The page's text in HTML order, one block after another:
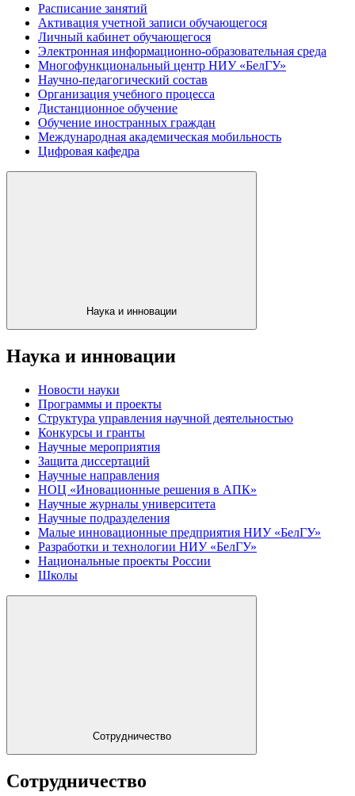
Расписание занятий
Активация учетной записи обучающегося
Личный кабинет обучающегося
Электронная информационно-образовательная среда
Многофункциональный центр НИУ «БелГУ»
Научно-педагогический состав
Организация учебного процесса
Дистанционное обучение
Обучение иностранных граждан
Международная академическая мобильность
Цифровая кафедра
Наука и инновации
Наука и инновации
Новости науки
Программы и проекты
Структура управления научной деятельностью
Конкурсы и гранты
Научные мероприятия
Защита диссертаций
Научные направления
НОЦ «Иновационные решения в АПК»
Научные журналы университета
Научные подразделения
Малые инновационные предприятия НИУ «БелГУ»
Разработки и технологии НИУ «БелГУ»
Национальные проекты России
Школы
Сотрудничество
Сотрудничество